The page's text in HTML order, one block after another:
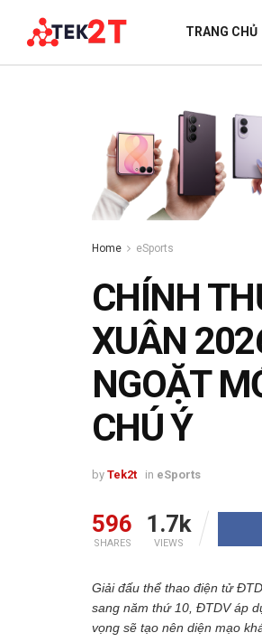
TRANG CHỦ
Home eSports
CHÍNH
XUÂN
NGOẶT
CHÚ Ý
by Tek2t in eSports
596
SHARES
1.7k
VIEWS
Giải đấu thể thao điện tử
sang năm thứ 10, ĐTDV áp
vọng sẽ tạo nên diện mạo